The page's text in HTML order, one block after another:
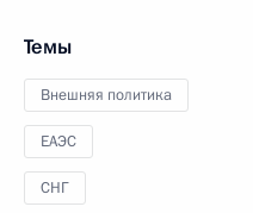
Темы
Внешняя политика
ЕАЭС
СНГ